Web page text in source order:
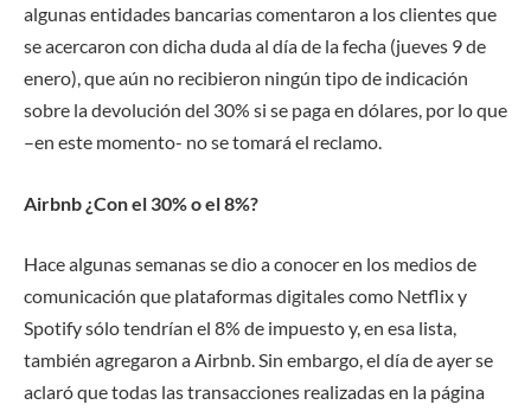
algunas entidades bancarias comentaron a los clientes que
se acercaron con dicha duda al día de la fecha (jueves 9 de
enero), que aún no recibieron ningún tipo de indicación
sobre la devolución del 30% si se paga en dólares, por lo que
–en este momento- no se tomará el reclamo.
Airbnb ¿Con el 30% o el 8%?
Hace algunas semanas se dio a conocer en los medios de
comunicación que plataformas digitales como Netflix y
Spotify sólo tendrían el 8% de impuesto y, en esa lista,
también agregaron a Airbnb. Sin embargo, el día de ayer se
aclaró que todas las transacciones realizadas en la página